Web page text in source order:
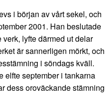
i början av vårt sekel, och
2001. Han beslutade
lyfte därmed ut delar
är sannerligen mörkt, och
i söndags kväll.
elfte september i tankarna
dess oroväckande stämning